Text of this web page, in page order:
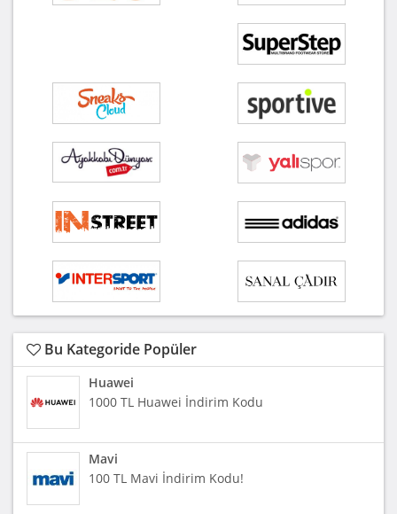
Bu Kategoride Popüler
Huawei
1000 TL Huawei İndirim Kodu
Mavi
100 TL Mavi İndirim Kodu!